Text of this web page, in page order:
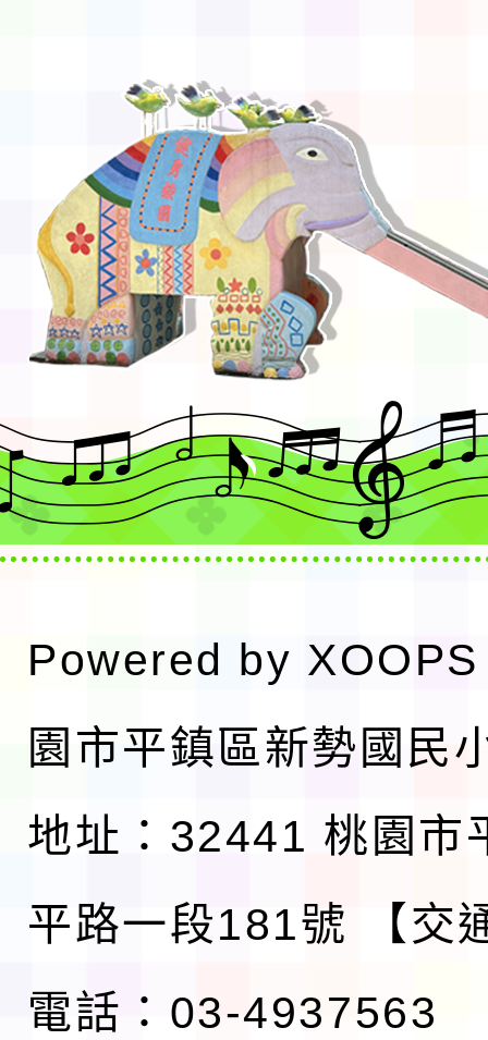
Powered by XOOPS
園市平鎮區新勢國民
地址：32441 桃園市
平路一段181號
【交
電話：03-4937563